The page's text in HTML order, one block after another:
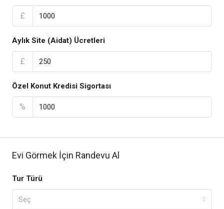
£
Aylık Site (Aidat) Ücretleri
£
Özel Konut Kredisi Sigortası
%
Evi Görmek İçin Randevu Al
Tur Türü
Seç